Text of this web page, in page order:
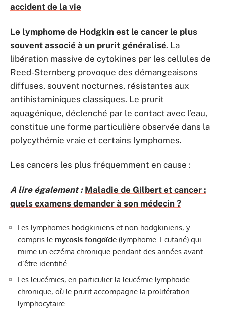
accident de la vie
Le lymphome de Hodgkin est le cancer le plus
souvent associé à un prurit généralisé. La
libération massive de cytokines par les cellules de
Reed-Sternberg provoque des démangeaisons
diffuses, souvent nocturnes, résistantes aux
antihistaminiques classiques. Le prurit
aquagénique, déclenché par le contact avec l’eau,
constitue une forme particulière observée dans la
polycythémie vraie et certains lymphomes.
Les cancers les plus fréquemment en cause :
A lire également : Maladie de Gilbert et cancer :
quels examens demander à son médecin ?
Les lymphomes hodgkiniens et non hodgkiniens, y
compris le mycosis fongoïde (lymphome T cutané) qui
mime un eczéma chronique pendant des années avant
d’être identifié
Les leucémies, en particulier la leucémie lymphoïde
chronique, où le prurit accompagne la prolifération
lymphocytaire